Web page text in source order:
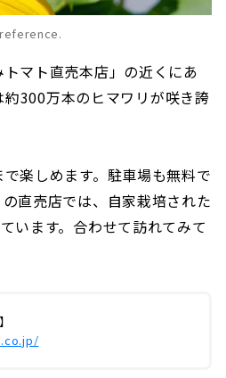
マト直売本店」の近くにあ
300万本のヒマワリが咲き誇
楽しめます。駐車場も無料で
直売店では、自家栽培された
います。合わせて訪れてみて